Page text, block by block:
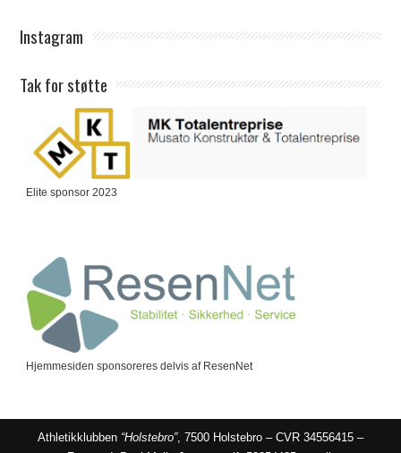
Instagram
Tak for støtte
Elite sponsor 2023
Hjemmesiden sponsoreres delvis af ResenNet
Athletikklubben “Holstebro”, 7500 Holstebro – CVR 34556415 –